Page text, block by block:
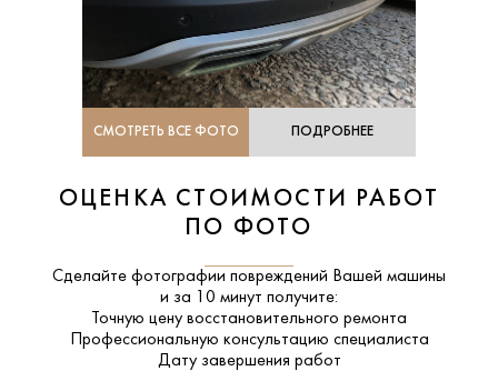
СМОТРЕТЬ ВСЕ ФОТО ПОДРОБНЕЕ
ОЦЕНКА СТОИМОСТИ РАБОТ
ПО ФОТО
Сделайте фотографии повреждений Вашей машины
и за 10 минут получите:
Точную цену восстановительного ремонта
Профессиональную консультацию специалиста
Дату завершения работ